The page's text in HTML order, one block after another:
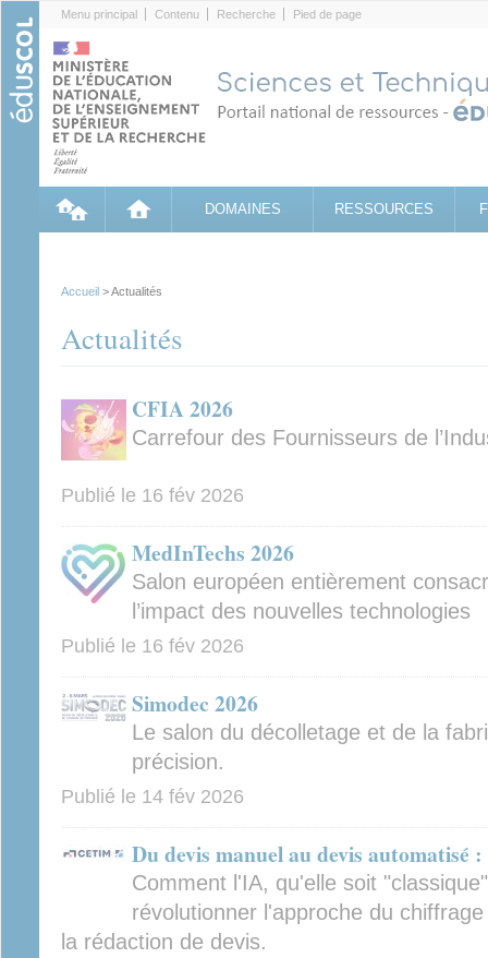
Menu principal Contenu Recherche Pied de page
DOMAINES RESSOURCES
Accueil > Actualités
Actualités
CFIA 2026
Carrefour des Fournisseurs de
Publié le 16 fév 2026
MedInTechs 2026
Salon européen entièrement
l’impact des nouvelles technologies
Publié le 16 fév 2026
Simodec 2026
Le salon du décolletage et de la
précision.
Publié le 14 fév 2026
Du devis manuel au devis
Comment l'IA, qu'elle soit
révolutionner l'approche du
la rédaction de devis.